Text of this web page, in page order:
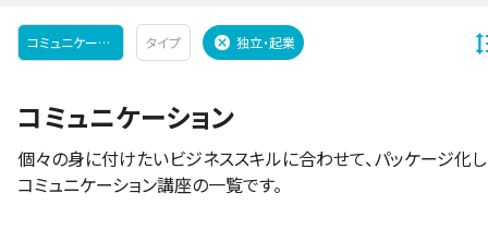
コミュニケーション タイプ 独立・起業
コミュニケーション
個々の身に付けたいビジネススキルに合わせて、パッケージ化
コミュニケーション講座の一覧です。